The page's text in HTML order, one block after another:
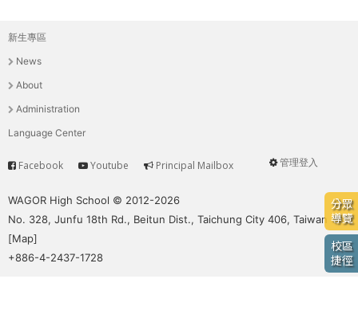
培
養
具
國
移
動
的
世
界
公
r
e
分眾
導覽
校區
捷徑
主
選
單
新生專區
News
About
Administration
Language Center
User
管理登入
Service
Facebook Youtube Principal Mailbox
WAGOR High School © 2012-2026
No. 328, Junfu 18th Rd., Beitun Dist., Taichung City 406, Taiwan
[Map]
+886-4-2437-1728